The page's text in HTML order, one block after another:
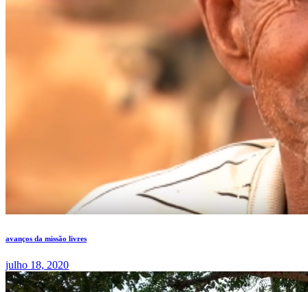
avanços da missão livres
julho 18, 2020